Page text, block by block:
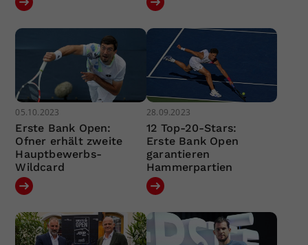
05.10.2023
Erste Bank Open:
Ofner erhält zweite
Hauptbewerbs-
Wildcard
28.09.2023
12 Top-20-Stars:
Erste Bank Open
garantieren
Hammerpartien